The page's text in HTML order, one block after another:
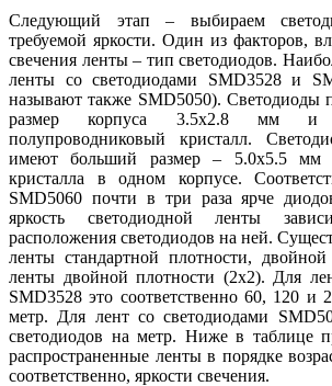
Следующий этап – выбираем
требуемой яркости. Один из факторов,
свечения ленты – тип светодиодов.
ленты со светодиодами SMD3528 и
называют также SMD5050). Светодиоды
размер корпуса 3.5х2.8 мм и
полупроводниковый кристалл.
имеют больший размер – 5.0х5.5 мм
кристалла в одном корпусе.
SMD5060 почти в три раза ярче
яркость светодиодной ленты
расположения светодиодов на ней.
ленты стандартной плотности,
ленты двойной плотности (2х2). Для
SMD3528 это соответственно 60, 120 и
метр. Для лент со светодиодами SMD
светодиодов на метр. Ниже в таблице
распространенные ленты в порядке
соответственно, яркости свечения.